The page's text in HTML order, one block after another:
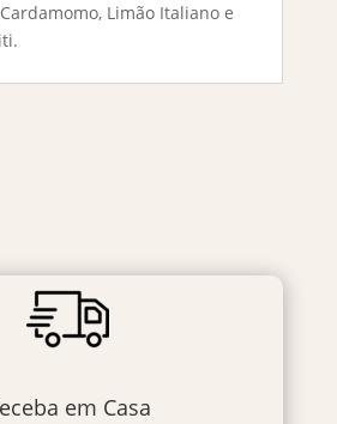
Limão Italiano e
em Casa